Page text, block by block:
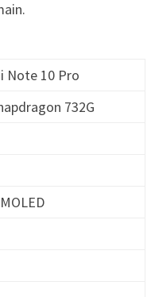
Note 10 Pro
732G